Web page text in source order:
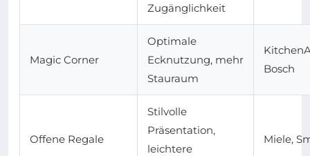
Zugänglichkeit
Magic Corner
Optimale
Ecknutzung, mehr
Stauraum
Bosch
Offene Regale
Stilvolle
Präsentation,
leichtere
Miele,